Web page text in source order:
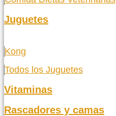
Juguetes
Kong
Todos los Juguetes
Vitaminas
Rascadores y camas